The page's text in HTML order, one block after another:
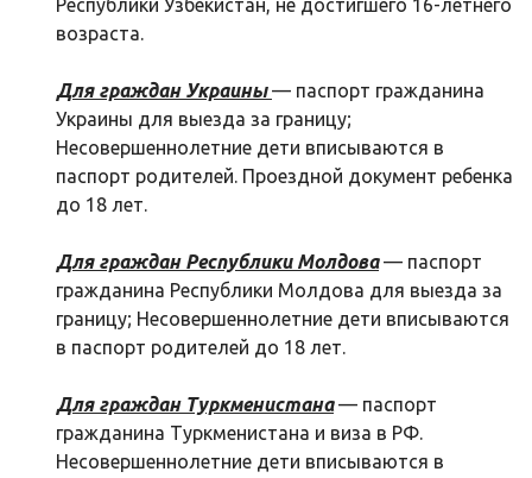
Республики Узбекистан, не достигшего 16-летнего
возраста.
Для граждан Украины — паспорт гражданина
Украины для выезда за границу;
Несовершеннолетние дети вписываются в
паспорт родителей. Проездной документ ребенка
до 18 лет.
Для граждан Республики Молдова— паспорт
гражданина Республики Молдова для выезда за
границу; Несовершеннолетние дети вписываются
в паспорт родителей до 18 лет.
Для граждан Туркменистана— паспорт
гражданина Туркменистана и виза в РФ.
Несовершеннолетние дети вписываются в